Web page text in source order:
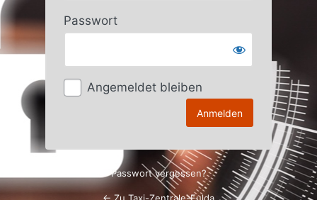
Passwort
Angemeldet bleiben
Passwort vergessen?